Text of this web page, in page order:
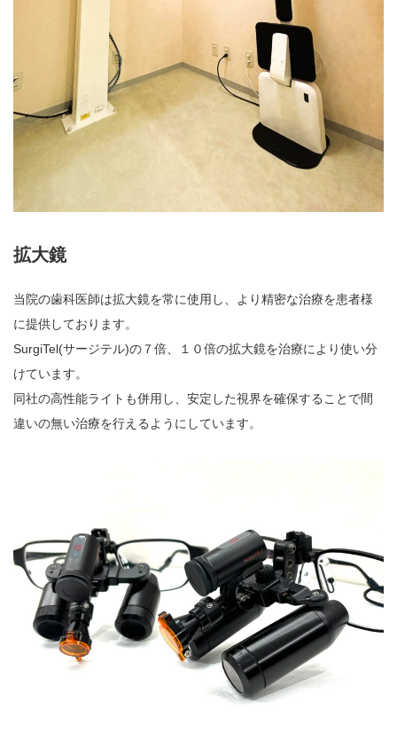
拡大鏡
当院の歯科医師は拡大鏡を常に使用し、より精密な治療を患者様
に提供しております。
SurgiTel(サージテル)の７倍、１０倍の拡大鏡を治療により使い分
けています。
同社の高性能ライトも併用し、安定した視界を確保することで間
違いの無い治療を行えるようにしています。